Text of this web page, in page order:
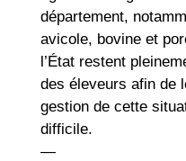
département,
avicole, bovine et
l’État restent
des éleveurs afin de
gestion de cette
difficile.
—